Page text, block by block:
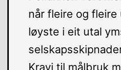
når fleire og
løyste i eit utal
Kravi til målbruk